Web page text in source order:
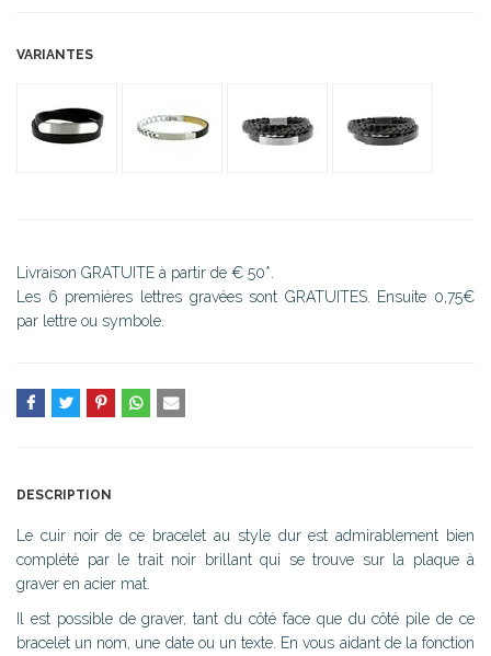
VARIANTES
Livraison GRATUITE à partir de € 50*.
Les 6 premières lettres gravées sont GRATUITES. Ensuite 0,75€
par lettre ou symbole.
DESCRIPTION
Le cuir noir de ce bracelet au style dur est admirablement bien
complété par le trait noir brillant qui se trouve sur la plaque à
graver en acier mat.
Il est possible de graver, tant du côté face que du côté pile de ce
bracelet un nom, une date ou un texte. En vous aidant de la fonction